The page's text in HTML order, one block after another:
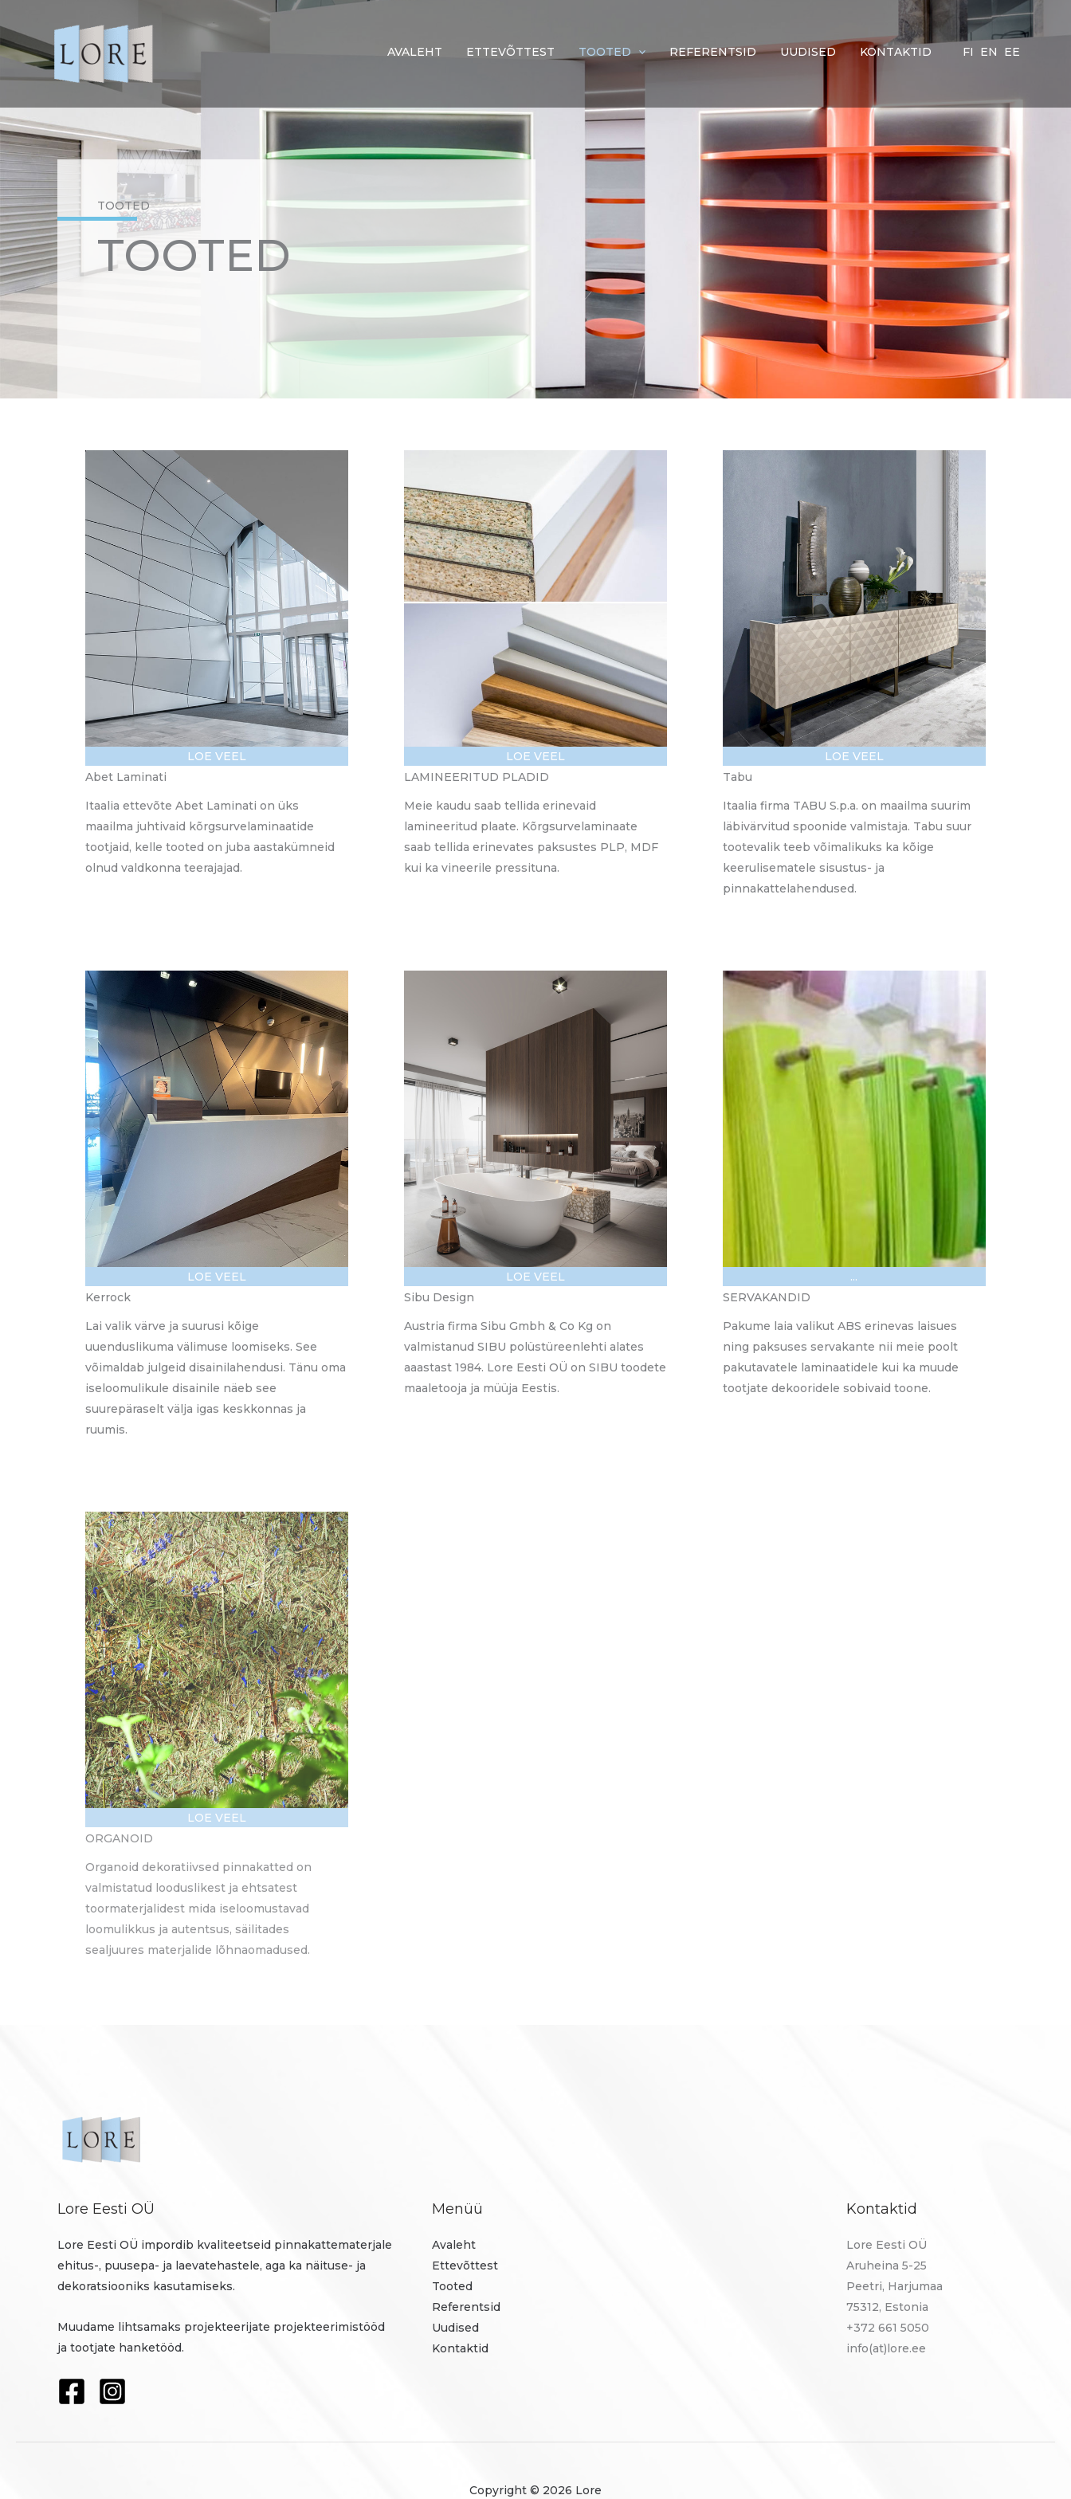
to
content
AVALEHT ETTEVÕTTEST TOOTED REFERENTSID UUDISED KONTAKTID FI EN EE
TOOTED
TOOTED
LOE VEEL
Abet Laminati
Itaalia ettevõte Abet Laminati on üks
maailma juhtivaid kõrgsurvelaminaatide
tootjaid, kelle tooted on juba aastakümneid
olnud valdkonna teerajajad.
LOE VEEL
LAMINEERITUD PLADID
Meie kaudu saab tellida erinevaid
lamineeritud plaate. Kõrgsurvelaminaate
saab tellida erinevates paksustes PLP, MDF
kui ka vineerile pressituna.
LOE VEEL
Tabu
Itaalia firma TABU S.p.a. on maailma suurim
läbivärvitud spoonide valmistaja. Tabu suur
tootevalik teeb võimalikuks ka kõige
keerulisematele sisustus- ja
pinnakattelahendused.
LOE VEEL
Kerrock
Lai valik värve ja suurusi kõige
uuenduslikuma välimuse loomiseks. See
võimaldab julgeid disainilahendusi. Tänu oma
iseloomulikule disainile näeb see
suurepäraselt välja igas keskkonnas ja
ruumis.
LOE VEEL
Sibu Design
Austria firma Sibu Gmbh & Co Kg on
valmistanud SIBU polüstüreenlehti alates
aaastast 1984. Lore Eesti OÜ on SIBU toodete
maaletooja ja müüja Eestis.
...
SERVAKANDID
Pakume laia valikut ABS erinevas laisues
ning paksuses servakante nii meie poolt
pakutavatele laminaatidele kui ka muude
tootjate dekooridele sobivaid toone.
LOE VEEL
ORGANOID
Organoid dekoratiivsed pinnakatted on
valmistatud looduslikest ja ehtsatest
toormaterjalidest mida iseloomustavad
loomulikkus ja autentsus, säilitades
sealjuures materjalide lõhnaomadused.
Lore Eesti OÜ
Lore Eesti OÜ impordib kvaliteetseid pinnakattematerjale
ehitus-, puusepa- ja laevatehastele, aga ka näituse- ja
dekoratsiooniks kasutamiseks.
Muudame lihtsamaks projekteerijate projekteerimistööd
ja tootjate hanketööd.
Menüü
Avaleht
Ettevõttest
Tooted
Referentsid
Uudised
Kontaktid
Kontaktid
Lore Eesti OÜ
Aruheina 5-25
Peetri, Harjumaa
75312, Estonia
+372 661 5050
info(at)lore.ee
Copyright © 2026 Lore